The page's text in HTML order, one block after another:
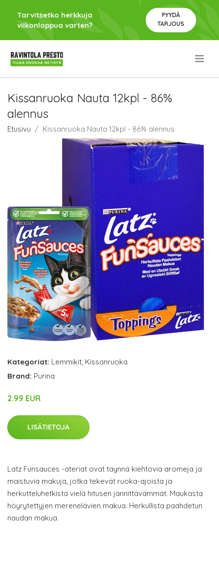
Tarvitsetko herkkuja
viikonloppua varten?
PYYDÄ
TARJOUS
Kissanruoka Nauta 12kpl - 86%
alennus
Etusivu Kissanruoka Nauta 12kpl - 86% alennus
Kategoriat: Lemmikit, Kissanruoka
Brand: Purina
2.99 EUR
LISÄTIETOJA
Latz Funsauces -ateriat ovat täynnä kiehtovia aromeja ja
maistuvia makuja, jotka tekevät ruoka-ajoista ja
herkutteluhetkistä vielä hitusen jännittävämmät. Maukasta
höyrytettyjen merenelävien makua. Herkullista paahdetun
naudan makua.